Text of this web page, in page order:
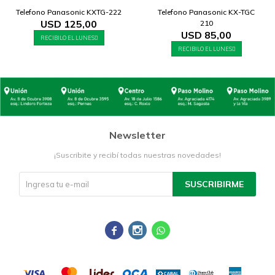
Telefono Panasonic KXTG-222
USD 125,00
RECIBILO EL LUNES
Telefono Panasonic KX-TGC
210
USD 85,00
RECIBILO EL LUNES
Newsletter
¡Suscribite y recibí todas nuestras novedades!
SUSCRIBIRME
  